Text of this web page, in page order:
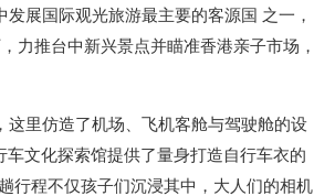
展国际观光旅游最主要的客源国 之一，
力推台中新兴景点并瞄准香港亲子市场，
里仿造了机场、飞机客舱与驾驶舱的设
文化探索馆提供了量身打造自行车衣的
行程不仅孩子们沉浸其中，大人们的相机